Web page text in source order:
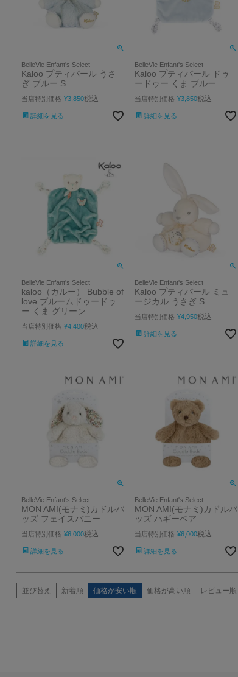
BelleVie Enfant's Select
Kaloo プティパール うさ
ぎ ブルー S
当店特別価格 ¥3,850税込
詳細を見る
BelleVie Enfant's Select
Kaloo プティパール ドゥ
ードゥー くま ブルー
当店特別価格 ¥3,850税込
詳細を見る
BelleVie Enfant's Select
kaloo（カルー） Bubble of
love プルームドゥードゥ
ー くま グリーン
当店特別価格 ¥4,400税込
詳細を見る
BelleVie Enfant's Select
Kaloo プティパール ミュ
ージカル うさぎ S
当店特別価格 ¥4,950税込
詳細を見る
BelleVie Enfant's Select
MON AMI(モナミ)カドルバ
ッズ フェイスバニー
当店特別価格 ¥6,000税込
詳細を見る
BelleVie Enfant's Select
MON AMI(モナミ)カドルバ
ッズ ハギーベア
当店特別価格 ¥6,000税込
詳細を見る
並び替え 新着順 価格が安い順 価格が高い順 レビュー順